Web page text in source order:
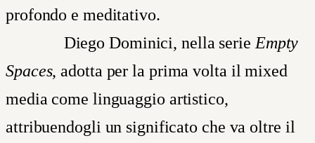
profondo e meditativo.
Diego Dominici, nella serie Empty
Spaces, adotta per la prima volta il mixed
media come linguaggio artistico,
attribuendogli un significato che va oltre il